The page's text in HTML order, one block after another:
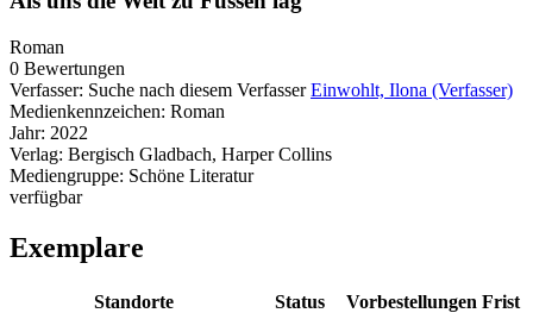
Roman
0 Bewertungen
Verfasser: Suche nach diesem Verfasser Einwohlt, Ilona (Verfasser)
Medienkennzeichen: Roman
Jahr: 2022
Verlag: Bergisch Gladbach, Harper Collins
Mediengruppe: Schöne Literatur
verfügbar
Exemplare
Standorte Status Vorbestellungen Frist